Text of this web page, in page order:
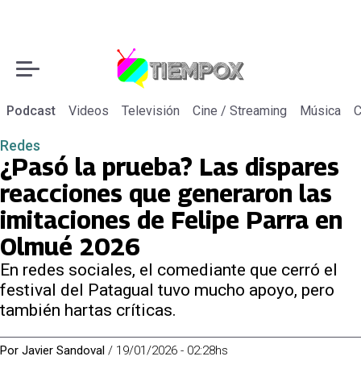
Podcast Videos Televisión Cine / Streaming Música
Redes
¿Pasó la prueba? Las dispares
reacciones que generaron las
imitaciones de Felipe Parra en
Olmué 2026
En redes sociales, el comediante que cerró el
festival del Patagual tuvo mucho apoyo, pero
también hartas críticas.
Por Javier Sandoval / 19/01/2026 - 02:28hs